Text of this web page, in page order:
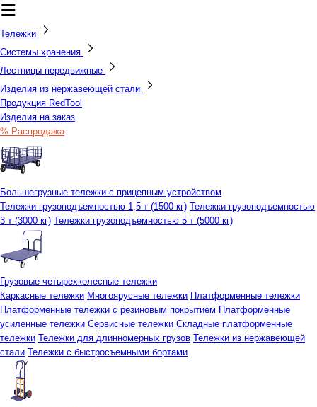
Тележки
Системы хранения
Лестницы передвижные
Изделия из нержавеющей стали
Продукция RedTool
Изделия на заказ
% Распродажа
Большегрузные тележки с прицепным устройством
Тележки грузоподъемностью 1,5 т (1500 кг) Тележки грузоподъемностью
3 т (3000 кг) Тележки грузоподъемностью 5 т (5000 кг)
Грузовые четырехколесные тележки
Каркасные тележки Многоярусные тележки Платформенные тележки
Платформенные тележки с резиновым покрытием Платформенные
усиленные тележки Сервисные тележки Складные платформенные
тележки Тележки для длинномерных грузов Тележки из нержавеющей
стали Тележки с быстросъемными бортами